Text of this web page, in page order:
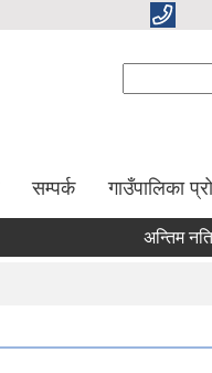
सम्पर्क गाउँपालिका
अन्तिम नतिजा